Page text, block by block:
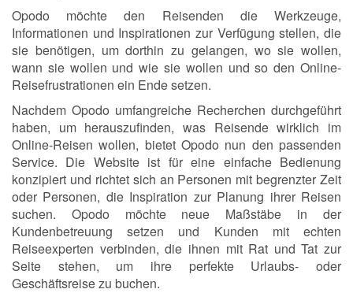
Opodo möchte den Reisenden die Werkzeuge,
Informationen und Inspirationen zur Verfügung stellen, die
sie benötigen, um dorthin zu gelangen, wo sie wollen,
wann sie wollen und wie sie wollen und so den Online-
Reisefrustrationen ein Ende setzen.
Nachdem Opodo umfangreiche Recherchen durchgeführt
haben, um herauszufinden, was Reisende wirklich im
Online-Reisen wollen, bietet Opodo nun den passenden
Service. Die Website ist für eine einfache Bedienung
konzipiert und richtet sich an Personen mit begrenzter Zeit
oder Personen, die Inspiration zur Planung ihrer Reisen
suchen. Opodo möchte neue Maßstäbe in der
Kundenbetreuung setzen und Kunden mit echten
Reiseexperten verbinden, die ihnen mit Rat und Tat zur
Seite stehen, um ihre perfekte Urlaubs- oder
Geschäftsreise zu buchen.